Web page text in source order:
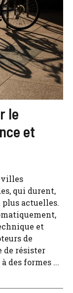
le
et
villes
qui durent,
plus actuelles.
et
de
de résister
des formes ...